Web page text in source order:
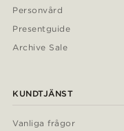
Personvård
Presentguide
Archive Sale
KUNDTJÄNST
Vanliga frågor